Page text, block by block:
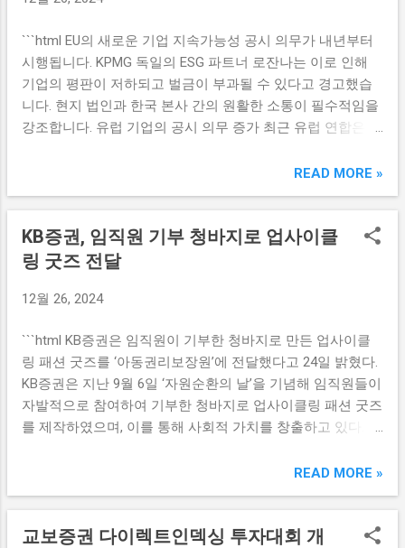
품은 기초자산의 변동성에 따라 2배 또는 3배의 수익을 목표
로 하기에, 서학개미들은 이를 통해 빠르게 투자...
엔비디아의 경쟁력 있는 재무 구조가 다양한 시장 도전에 효
과적으로 대응할 수 있도록 해줍니다. 이러한 요소들 덕분에
BoA는 엔비디아를 투자하기에 가장 매력적인 선택으로 보고
있습니다. 엔비디아의 미래 성장 가능성 엔비디아는 그 성장
가능성에 있어 몇 가지 중요한 요인이 있습니다. 첫째, 마이크
십입니다. 이들 기업은 엔비디아의 기술을 활용하여 인공지
능 모델과 클라우드 기반 서비스에 혁신을 가져옵니다. 둘째,
기술을 지속적으로 개발하고 있으며, 이는 경쟁력이 유지될
수 있도록 해줍니다. 예를 들어, 엔비디아의 그래픽 처리 장치
고 있습니다. 셋째, 글로벌 시장에서의 입지 강화입니다. 엔비
포착하고 있으며, 이러한 글로벌 확장은 지속 가능한 성장을
이끌 것입니다. BoA의 투자 노트에 따르면...
```html EU의 새로운 기업 지속가능성 공시 의무가 내년부터
시행됩니다. KPMG 독일의 ESG 파트너 로잔나는 이로 인해
기업의 평판이 저하되고 벌금이 부과될 수 있다고 경고했습
니다. 현지 법인과 한국 본사 간의 원활한 소통이 필수적임을
강조합니다. 유럽 기업의 공시 의무 증가 최근 유럽 연합은 기
습니다. 이는 기업이 환경, 사회, 그리고 지배구조(ESG) 관련
규정은 유럽 내에서 활동하는 모든 기업에 적용되며, 유럽 시
장 진출을 목표로 하는 한국 기업들에게도 큰 영향을 미칠 것
으로 보입니다. 유럽 기업지가 지속가능성 보고지침(ESRS)에
신뢰도와 평판이 크게 하락하게 됩니다. 과거에도 유사한 사
와 투자자들에게 부정적인 이미지를 전달하며, 그럼으로써
수익성이 저하된 경우가 많았습니다. 따라서 한국 기업들은
이러한 새로운 규제를 미리 숙지하고 준비하는 것이 필수적
입니다. 한국 본사와 현지 법인 간의 유기적인 협력이 필요하
며, 이를 위해서는 정보의 빠른 공유와 정기적인 소통이 필요
현지 법인은 한국 본사의 정책과 조치를 이해하고 따라야 원
활한 비즈니스 진행이 가능해집니다. 이처럼 두 기관 간의 긴
경에 적응하기 위한 필수 요소로 자리 잡고 있습니다. 한국 본
READ MORE »
KB증권, 임직원 기부 청바지로 업사이클
링 굿즈 전달
12월 26, 2024
```html KB증권은 임직원이 기부한 청바지로 만든 업사이클
링 패션 굿즈를 ‘아동권리보장원’에 전달했다고 24일 밝혔다.
KB증권은 지난 9월 6일 ‘자원순환의 날’을 기념해 임직원들이
자발적으로 참여하여 기부한 청바지로 업사이클링 패션 굿즈
를 제작하였으며, 이를 통해 사회적 가치를 창출하고 있다.
한 사회를 위한 다양한 노력을 기울이고 있습니다. 최근의 프
로젝트 중 하나는 임직원들이 자발적으로 기부한 청바지를
활용하여 업사이클링 패션 굿즈를 제작한 것입니다. 이러한
프로젝트는 자원 순환의 개념을 반영하여 환경을 보호하고,
READ MORE »
교보증권 다이렉트인덱싱 투자대회 개